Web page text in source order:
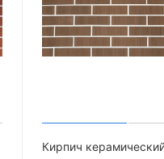
Кирпич